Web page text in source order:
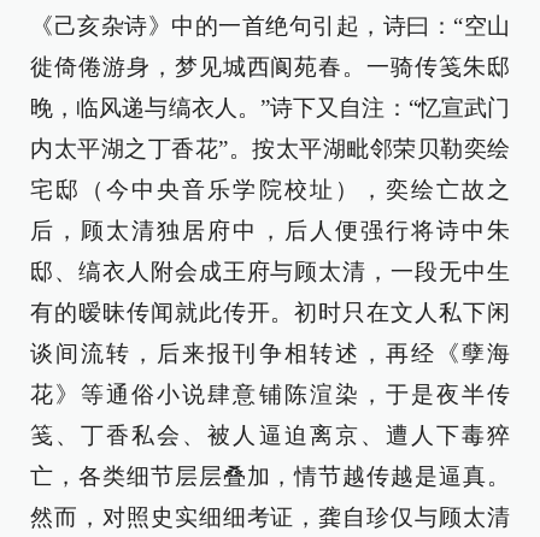
《己亥杂诗》中的一首绝句引起，诗曰：“空山
徙倚倦游身，梦见城西阆苑春。一骑传笺朱邸
晚，临风递与缟衣人。”诗下又自注：“忆宣武门
内太平湖之丁香花”。按太平湖毗邻荣贝勒奕绘
宅邸（今中央音乐学院校址），奕绘亡故之
后，顾太清独居府中，后人便强行将诗中朱
邸、缟衣人附会成王府与顾太清，一段无中生
有的暧昧传闻就此传开。初时只在文人私下闲
谈间流转，后来报刊争相转述，再经《孽海
花》等通俗小说肆意铺陈渲染，于是夜半传
笺、丁香私会、被人逼迫离京、遭人下毒猝
亡，各类细节层层叠加，情节越传越是逼真。
然而，对照史实细细考证，龚自珍仅与顾太清